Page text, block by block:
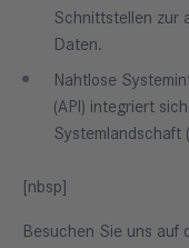
Schnittstellen zur
Daten.
Nahtlose
(API) integriert
Systemlandschaft
[nbsp]
Besuchen Sie uns auf